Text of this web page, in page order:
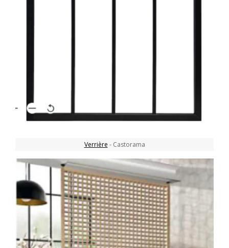
Verrière - Castorama